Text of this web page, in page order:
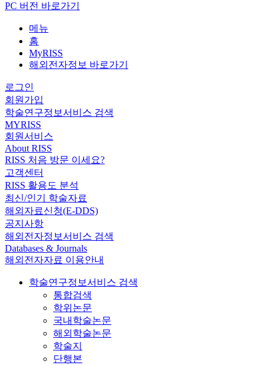
PC 버전 바로가기
메뉴
홈
MyRISS
해외전자정보 바로가기
로그인
회원가입
학술연구정보서비스 검색
MYRISS
회원서비스
About RISS
RISS 처음 방문 이세요?
고객센터
RISS 활용도 분석
최신/인기 학술자료
해외자료신청(E-DDS)
공지사항
해외전자정보서비스 검색
Databases & Journals
해외전자자료 이용안내
학술연구정보서비스 검색
통합검색
학위논문
국내학술논문
해외학술논문
학술지
단행본